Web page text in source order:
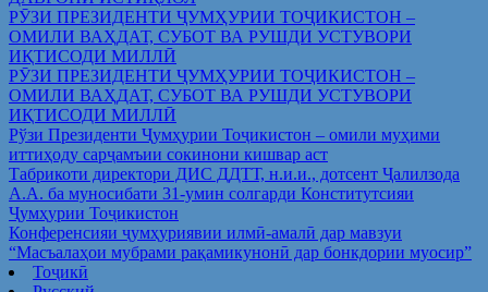
РӮЗИ ПРЕЗИДЕНТИ ҶУМҲУРИИ ТОҶИКИСТОН –
ОМИЛИ ВАҲДАТ, СУБОТ ВА РУШДИ УСТУВОРИ
ИҚТИСОДИ МИЛЛӢ
РӮЗИ ПРЕЗИДЕНТИ ҶУМҲУРИИ ТОҶИКИСТОН –
ОМИЛИ ВАҲДАТ, СУБОТ ВА РУШДИ УСТУВОРИ
ИҚТИСОДИ МИЛЛӢ
Рўзи Президенти Ҷумҳурии Тоҷикистон – омили муҳими
иттиҳоду сарҷамъии сокинони кишвар аст
Табрикоти директори ДИС ДДТТ, н.и.и., дотсент Ҷалилзода
А.А. ба муносибати 31-умин солгарди Конститутсияи
Ҷумҳурии Тоҷикистон
Конференсияи ҷумҳуриявии илмӣ-амалӣ дар мавзуи
“Масъалаҳои мубрами рақамикунонӣ дар бонкдории муосир”
Тоҷикӣ